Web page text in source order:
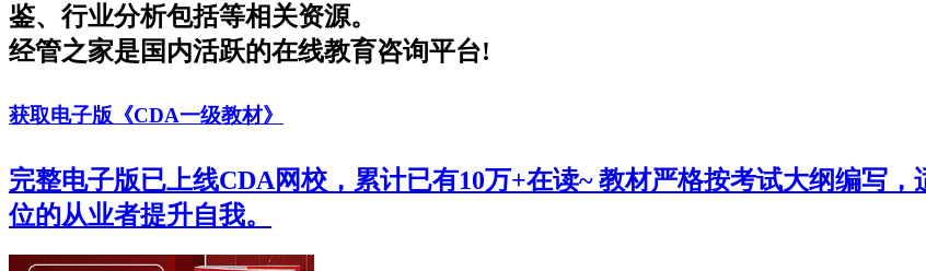
鉴、行业分析包括等相关资源。
经管之家是国内活跃的在线教育咨询平台!
获取电子版《CDA一级教材》
完整电子版已上线CDA网校，累计已有10万+在读~ 教材严格按考试大纲编写
位的从业者提升自我。